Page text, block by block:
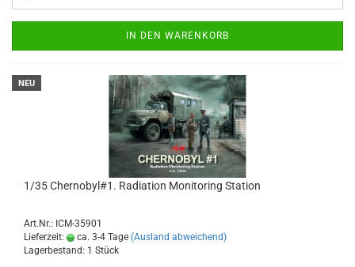
IN DEN WARENKORB
NEU
1/35 Chernobyl#1. Radiation Monitoring Station
Art.Nr.: ICM-35901
Lieferzeit:
ca. 3-4 Tage (Ausland abweichend)
Lagerbestand: 1 Stück